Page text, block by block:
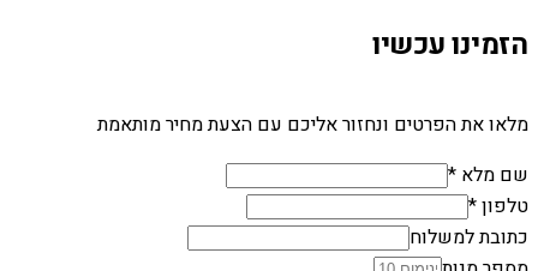
הזמינו עכשיו
מלאו את הפרטים ונחזור אליכם עם הצעת מחיר מותאמת
שם מלא *
טלפון *
כתובת למשלוח